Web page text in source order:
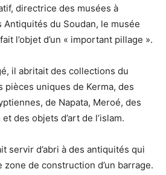
directrice des musées à
Antiquités du Soudan, le musée
l’objet d’un « important pillage ».
il abritait des collections du
pièces uniques de Kerma, des
de Napata, Meroé, des
des objets d’art de l’islam.
servir d’abri à des antiquités qui
de construction d’un barrage.